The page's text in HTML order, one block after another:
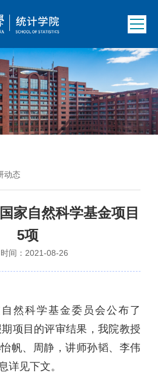
动态
家自然科学基金项目
5项
时间：2021-08-26
然科学基金委员会公布了
项目的评审结果，我院教授
帆、周静，讲师孙韬、李伟
详见下文。